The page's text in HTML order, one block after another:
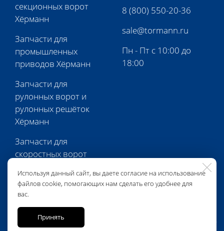
Используя данный сайт, вы даете согласие на использование
файлов cookie, помогающих нам сделать его удобнее для
вас.
Принять
секционных ворот
Хёрманн
Запчасти для
промышленных
приводов Хёрманн
Запчасти для
рулонных ворот и
рулонных решёток
Хёрманн
Запчасти для
скоростных ворот
Запчасти для
перегрузочной
техники Хёрманн
8 (800) 550-20-36
sale@tormann.ru
Пн - Пт с 10:00 до
18:00